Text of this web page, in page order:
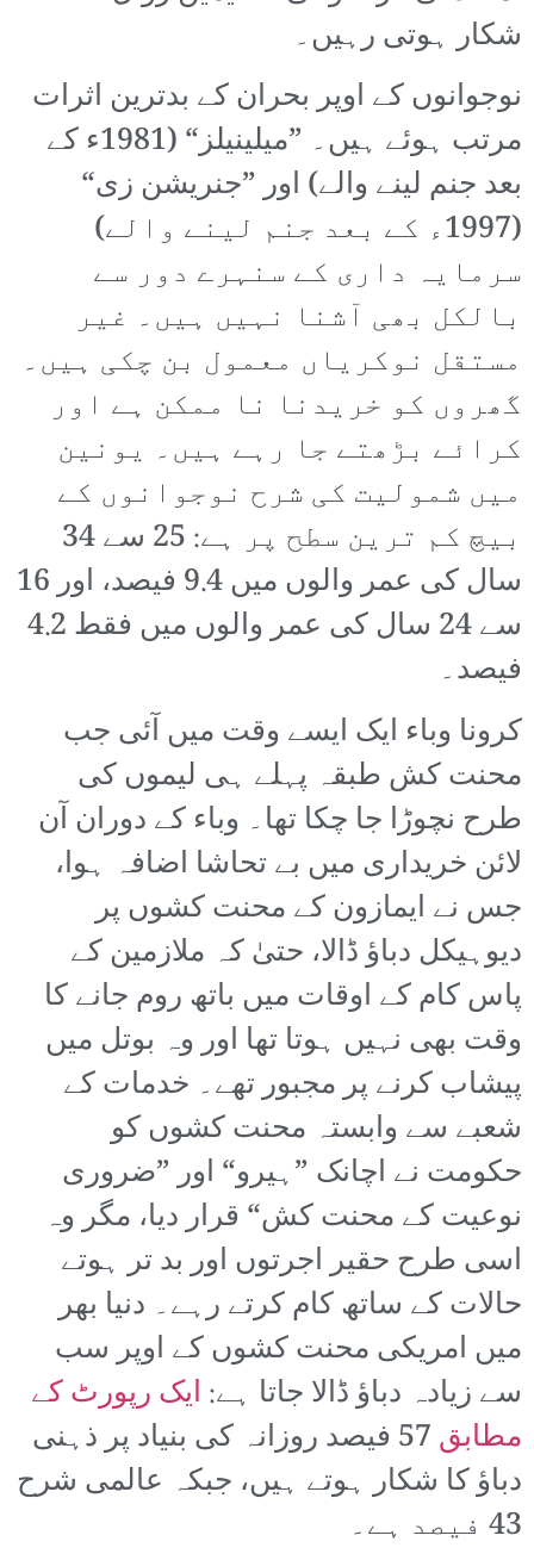
شکار ہوتی رہیں۔
نوجوانوں کے اوپر بحران کے بدترین اثرات
مرتب ہوئے ہیں۔ ”میلینیلز“ (1981ء کے
بعد جنم لینے والے) اور ”جنریشن زی“
(1997ء کے بعد جنم لینے والے)
سرمایہ داری کے سنہرے دور سے
بالکل بھی آشنا نہیں ہیں۔ غیر
مستقل نوکریاں معمول بن چکی ہیں۔
گھروں کو خریدنا نا ممکن ہے اور
کرائے بڑھتے جا رہے ہیں۔ یونین
میں شمولیت کی شرح نوجوانوں کے
بیچ کم ترین سطح پر ہے: 25 سے 34
سال کی عمر والوں میں 9.4 فیصد، اور 16
سے 24 سال کی عمر والوں میں فقط 4.2
فیصد۔
کرونا وباء ایک ایسے وقت میں آئی جب
محنت کش طبقہ پہلے ہی لیموں کی
طرح نچوڑا جا چکا تھا۔ وباء کے دوران آن
لائن خریداری میں بے تحاشا اضافہ ہوا،
جس نے ایمازون کے محنت کشوں پر
دیوہیکل دباؤ ڈالا، حتیٰ کہ ملازمین کے
پاس کام کے اوقات میں باتھ روم جانے کا
وقت بھی نہیں ہوتا تھا اور وہ بوتل میں
پیشاب کرنے پر مجبور تھے۔ خدمات کے
شعبے سے وابستہ محنت کشوں کو
حکومت نے اچانک ”ہیرو“ اور ”ضروری
نوعیت کے محنت کش“ قرار دیا، مگر وہ
اسی طرح حقیر اجرتوں اور بد تر ہوتے
حالات کے ساتھ کام کرتے رہے۔ دنیا بھر
میں امریکی محنت کشوں کے اوپر سب
سے زیادہ دباؤ ڈالا جاتا ہے: ایک رپورٹ کے
مطابق
57 فیصد روزانہ کی بنیاد پر ذہنی
دباؤ کا شکار ہوتے ہیں، جبکہ عالمی شرح
43 فیصد ہے۔